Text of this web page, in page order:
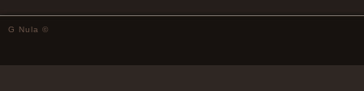
G Nula ©